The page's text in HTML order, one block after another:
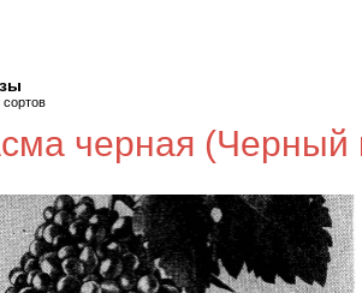
сортов
черная (Черный